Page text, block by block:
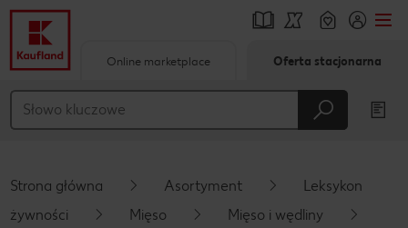
Główna treść
Pływający pasek boczny
Online marketplace Oferta stacjonarna
Strona główna Asortyment
Leksykon
żywności
Mięso
Mięso i wędliny